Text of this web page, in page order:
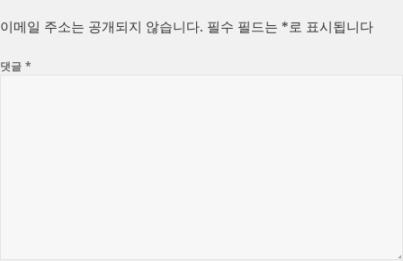
이메일 주소는 공개되지 않습니다. 필수 필드는 *로 표시됩니다
댓글*